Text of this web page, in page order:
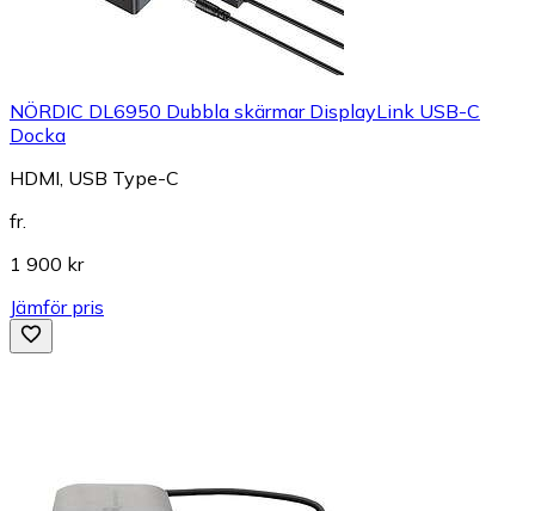
NÖRDIC DL6950 Dubbla skärmar DisplayLink USB-C
Docka
HDMI, USB Type-C
fr.
1 900 kr
Jämför pris